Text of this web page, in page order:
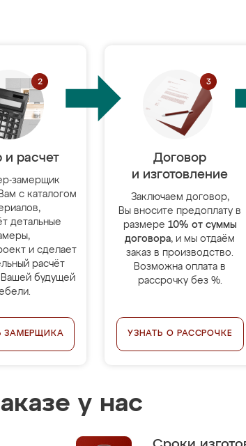
и расчет
замерщик
с каталогом
детальные
и сделает
расчёт
будущей
ЗАМЕРЩИКА
Договор
и изготовление
Заключаем договор,
Вы вносите предоплату в
размере 10% от суммы
договора, и мы отдаём
заказ в производство.
Возможна оплата в
рассрочку без %.
УЗНАТЬ О РАССРОЧКЕ
у нас